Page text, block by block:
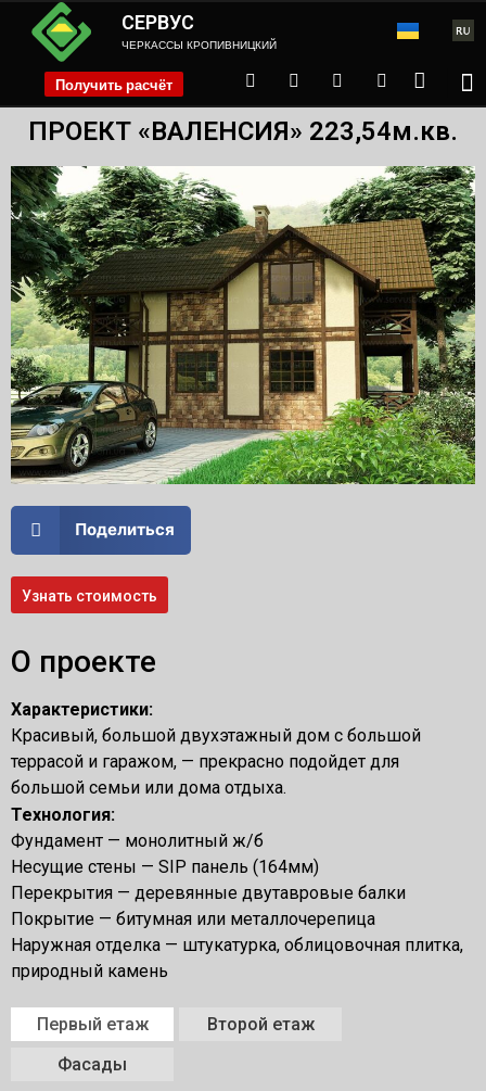
СЕРВУС
ЧЕРКАССЫ КРОПИВНИЦКИЙ
Получить расчёт phone
ПРОЕКТ «ВАЛЕНСИЯ» 223,54м.кв.
Поделиться
Узнать стоимость
О проекте
Характеристики:
Красивый, большой двухэтажный дом с большой
террасой и гаражом, — прекрасно подойдет для
большой семьи или дома отдыха.
Технология:
Фундамент — монолитный ж/б
Несущие стены — SIP панель (164мм)
Перекрытия — деревянные двутавровые балки
Покрытие — битумная или металлочерепица
Наружная отделка — штукатурка, облицовочная плитка,
природный камень
Первый етаж
Второй етаж
Фасады